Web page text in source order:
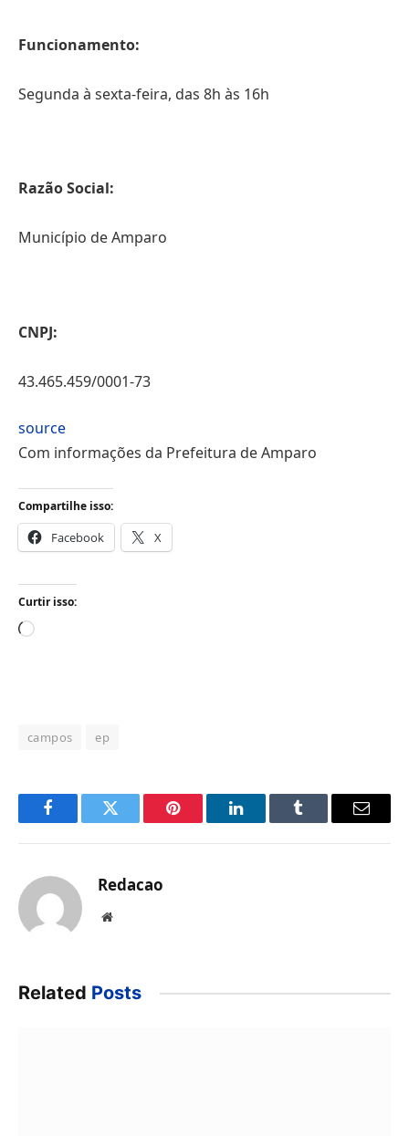
Funcionamento:
Segunda à sexta-feira, das 8h às 16h
Razão Social:
Município de Amparo
CNPJ:
43.465.459/0001-73
source
Com informações da Prefeitura de Amparo
Compartilhe isso:
Facebook X
Curtir isso:
Carregando...
campos ep
FacebookTwitter Pinterest LinkedInTumblr Email
Redacao
Website
Related Posts